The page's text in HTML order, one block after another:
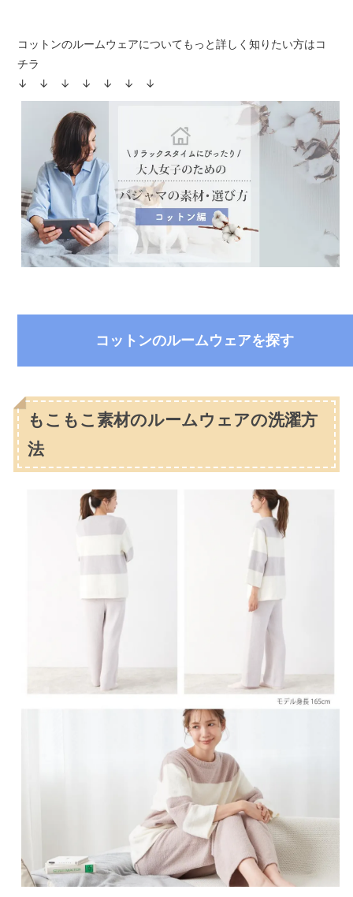
コットンのルームウェアについてもっと詳しく知りたい方はコ
チラ
↓ ↓ ↓ ↓ ↓ ↓ ↓
コットンのルームウェアを探す
もこもこ素材のルームウェアの洗濯方
法